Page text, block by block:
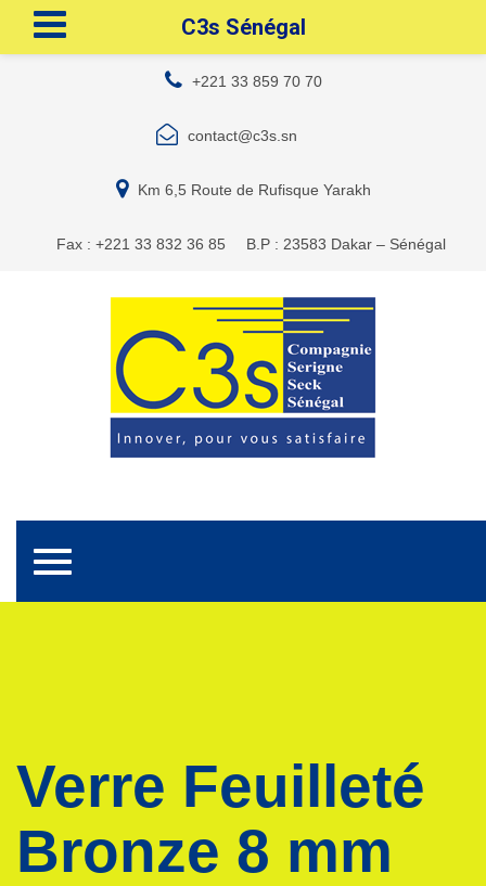
+221 33 859 70 70
contact@c3s.sn
Km 6,5 Route de Rufisque Yarakh
Fax : +221 33 832 36 85 B.P : 23583 Dakar – Sénégal
Toggle navigation
Verre Feuilleté
Bronze 8 mm
C3s Sénégal